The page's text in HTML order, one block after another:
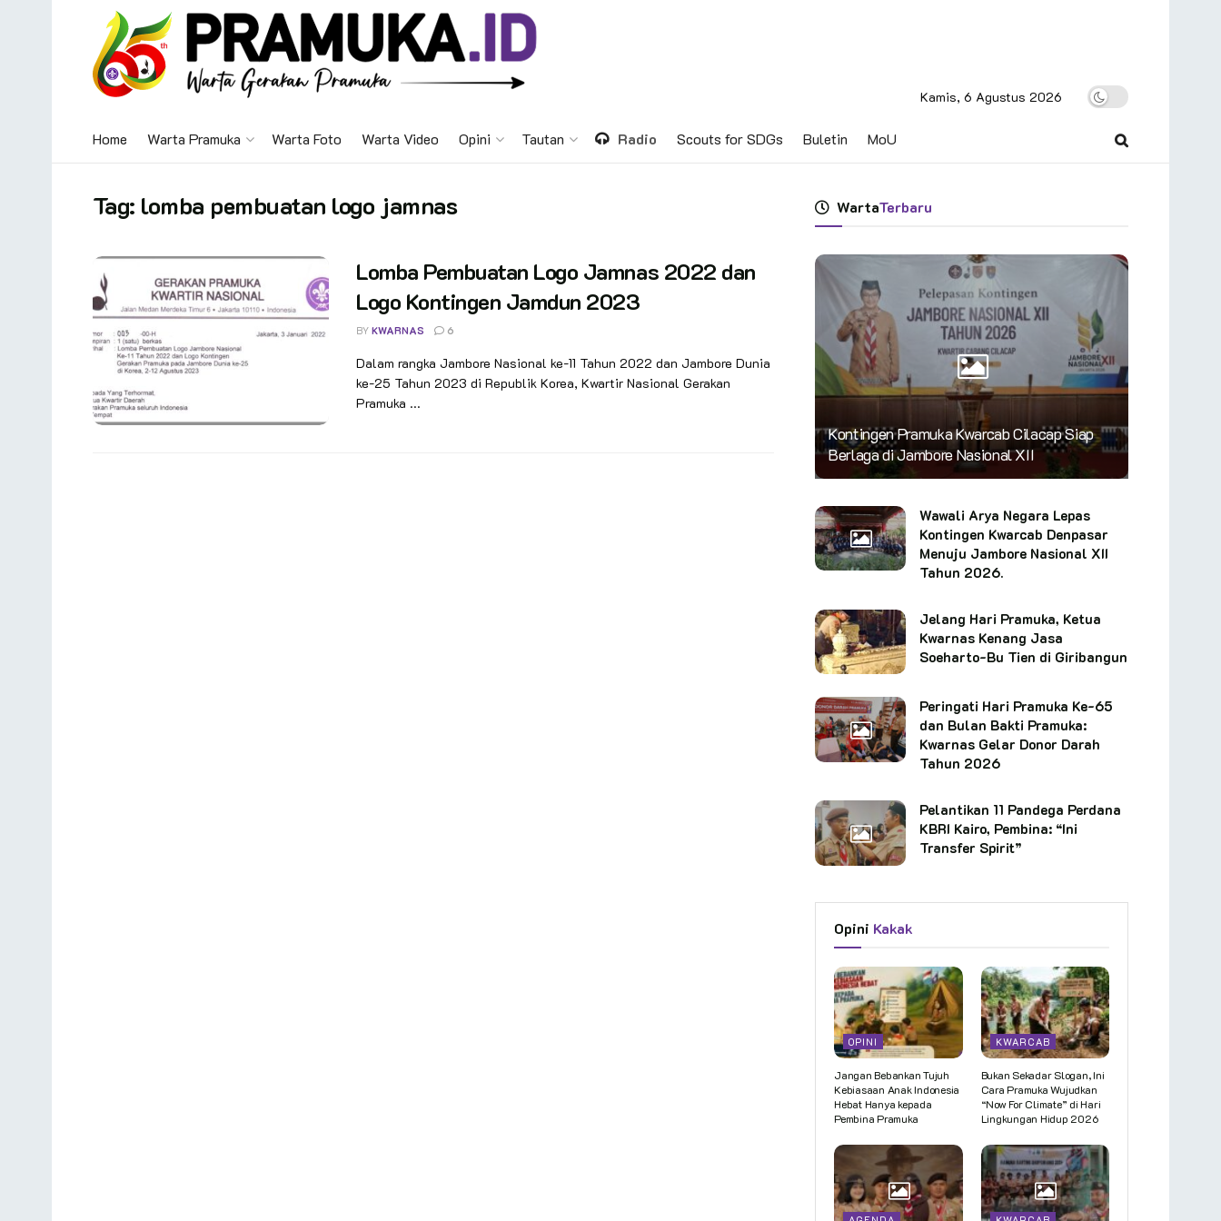
Kamis, 6 Agustus 2026
Home Warta Pramuka Warta Foto Warta Video Opini Tautan Radio Scouts for SDGs Buletin MoU
Tag: lomba pembuatan logo jamnas
Lomba Pembuatan Logo Jamnas 2022 dan
Logo Kontingen Jamdun 2023
BY KWARNAS 6
Dalam rangka Jambore Nasional ke-11 Tahun 2022 dan Jambore Dunia
ke-25 Tahun 2023 di Republik Korea, Kwartir Nasional Gerakan
Pramuka ...
WartaTerbaru
Kontingen Pramuka Kwarcab Cilacap Siap
Berlaga di Jambore Nasional XII
Wawali Arya Negara Lepas
Kontingen Kwarcab Denpasar
Menuju Jambore Nasional XII
Tahun 2026.
Jelang Hari Pramuka, Ketua
Kwarnas Kenang Jasa
Soeharto-Bu Tien di Giribangun
Peringati Hari Pramuka Ke-65
dan Bulan Bakti Pramuka:
Kwarnas Gelar Donor Darah
Tahun 2026
Pelantikan 11 Pandega Perdana
KBRI Kairo, Pembina: “Ini
Transfer Spirit”
Opini Kakak
OPINI
Jangan Bebankan Tujuh
Kebiasaan Anak Indonesia
Hebat Hanya kepada
Pembina Pramuka
KWARCAB
Bukan Sekadar Slogan, Ini
Cara Pramuka Wujudkan
“Now For Climate” di Hari
Lingkungan Hidup 2026